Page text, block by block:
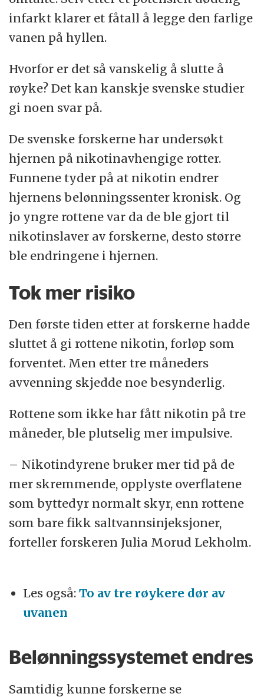
infarkt klarer et fåtall å legge den farlige
vanen på hyllen.
Hvorfor er det så vanskelig å slutte å
røyke? Det kan kanskje svenske studier
gi noen svar på.
De svenske forskerne har undersøkt
hjernen på nikotinavhengige rotter.
Funnene tyder på at nikotin endrer
hjernens belønningssenter kronisk. Og
jo yngre rottene var da de ble gjort til
nikotinslaver av forskerne, desto større
ble endringene i hjernen.
Tok mer risiko
Den første tiden etter at forskerne hadde
sluttet å gi rottene nikotin, forløp som
forventet. Men etter tre måneders
avvenning skjedde noe besynderlig.
Rottene som ikke har fått nikotin på tre
måneder, ble plutselig mer impulsive.
– Nikotindyrene bruker mer tid på de
mer skremmende, opplyste overflatene
som byttedyr normalt skyr, enn rottene
som bare fikk saltvannsinjeksjoner,
forteller forskeren Julia Morud Lekholm.
Les også:To av tre røykere dør av
uvanen
Belønningssystemet endres
Samtidig kunne forskerne se